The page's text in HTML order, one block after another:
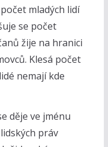
mladých lidí
se počet
žije na hranici
Klesá počet
nemají kde
děje ve jménu
práv